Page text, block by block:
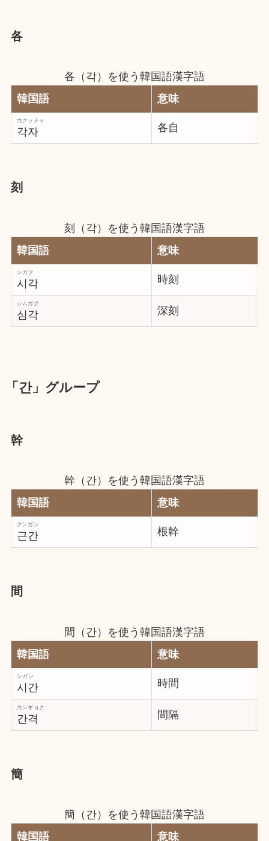
各
各（각）を使う韓国語漢字語
韓国語
意味
각자
カクッチャ
各自
刻
刻（각）を使う韓国語漢字語
韓国語
意味
시각
シガク
時刻
심각
シムガク
深刻
「간」グループ
幹
幹（간）を使う韓国語漢字語
韓国語
意味
근간
クンガン
根幹
間
間（간）を使う韓国語漢字語
韓国語
意味
시간
シガン
時間
간격
カンギョク
間隔
簡
簡（간）を使う韓国語漢字語
韓国語
意味